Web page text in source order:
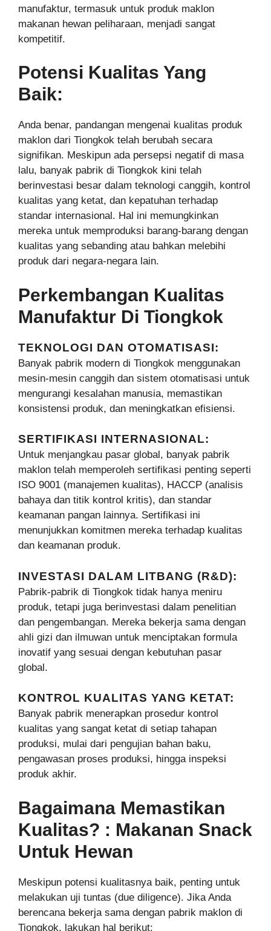
manufaktur, termasuk untuk produk maklon
makanan hewan peliharaan, menjadi sangat
kompetitif.
Potensi Kualitas Yang
Baik:
Anda benar, pandangan mengenai kualitas produk
maklon dari Tiongkok telah berubah secara
signifikan. Meskipun ada persepsi negatif di masa
lalu, banyak pabrik di Tiongkok kini telah
berinvestasi besar dalam teknologi canggih, kontrol
kualitas yang ketat, dan kepatuhan terhadap
standar internasional. Hal ini memungkinkan
mereka untuk memproduksi barang-barang dengan
kualitas yang sebanding atau bahkan melebihi
produk dari negara-negara lain.
Perkembangan Kualitas
Manufaktur Di Tiongkok
TEKNOLOGI DAN OTOMATISASI:
Banyak pabrik modern di Tiongkok menggunakan
mesin-mesin canggih dan sistem otomatisasi untuk
mengurangi kesalahan manusia, memastikan
konsistensi produk, dan meningkatkan efisiensi.
SERTIFIKASI INTERNASIONAL:
Untuk menjangkau pasar global, banyak pabrik
maklon telah memperoleh sertifikasi penting seperti
ISO 9001 (manajemen kualitas), HACCP (analisis
bahaya dan titik kontrol kritis), dan standar
keamanan pangan lainnya. Sertifikasi ini
menunjukkan komitmen mereka terhadap kualitas
dan keamanan produk.
INVESTASI DALAM LITBANG (R&D):
Pabrik-pabrik di Tiongkok tidak hanya meniru
produk, tetapi juga berinvestasi dalam penelitian
dan pengembangan. Mereka bekerja sama dengan
ahli gizi dan ilmuwan untuk menciptakan formula
inovatif yang sesuai dengan kebutuhan pasar
global.
KONTROL KUALITAS YANG KETAT:
Banyak pabrik menerapkan prosedur kontrol
kualitas yang sangat ketat di setiap tahapan
produksi, mulai dari pengujian bahan baku,
pengawasan proses produksi, hingga inspeksi
produk akhir.
Bagaimana Memastikan
Kualitas? : Makanan Snack
Untuk Hewan
Meskipun potensi kualitasnya baik, penting untuk
melakukan uji tuntas (due diligence). Jika Anda
berencana bekerja sama dengan pabrik maklon di
Tiongkok, lakukan hal berikut: